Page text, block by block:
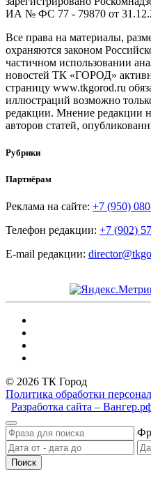
ИА № ФС 77 - 79870 от
Все права на материалы,
охраняются законом
частичном использовании
новостей ТК «ГОРОД»
страницу www.tkgorod.ru
иллюстраций возможно
редакции. Мнение редакции
авторов статей,
Рубрики
Партнёрам
Реклама на сайте: +7 (950)
Телефон редакции: +7 (902)
E-mail редакции:
© 2026 ТК Город
Политика обработки
Разработка сайта –
Поиск